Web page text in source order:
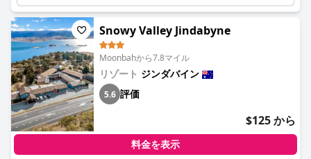
Snowy Valley Jindabyne
Moonbahから7.8マイル
リゾート ジンダバイン
5.6 評価
$125 から
料金を表示